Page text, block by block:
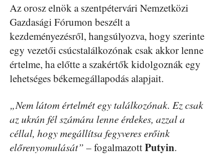
Az orosz elnök a szentpétervári Nemzetközi
Gazdasági Fórumon beszélt a
kezdeményezésről, hangsúlyozva, hogy szerinte
egy vezetői csúcstalálkozónak csak akkor lenne
értelme, ha előtte a szakértők kidolgoznák egy
lehetséges békemegállapodás alapjait.
„Nem látom értelmét egy találkozónak. Ez csak
az ukrán fél számára lenne érdekes, azzal a
céllal, hogy megállítsa fegyveres erőink
előrenyomulását” – fogalmazottPutyin.